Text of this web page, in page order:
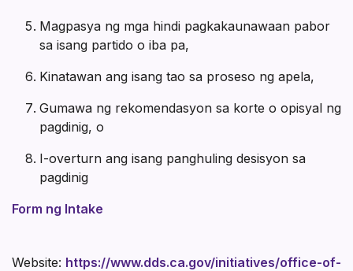
Magpasya ng mga hindi pagkakaunawaan pabor
sa isang partido o iba pa,
Kinatawan ang isang tao sa proseso ng apela,
Gumawa ng rekomendasyon sa korte o opisyal ng
pagdinig, o
I-overturn ang isang panghuling desisyon sa
pagdinig
Form ng Intake
Website: https://www.dds.ca.gov/initiatives/office-of-